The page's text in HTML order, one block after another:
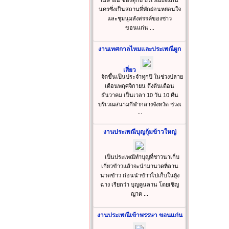
นครซึ่งเป็นสถานที่พักผ่อนหย่อนใจ
และชุมนุมสังสรรค์ของชาว
ขอนแก่น ...
งานเทศกาลไหมและประเพณีผูก
เสี่ยว
จัดขึ้นเป็นประจำทุกปี ในช่วงปลาย
เดือนพฤศจิกายน ถึงต้นเดือน
ธันวาคม เป็นเวลา 10 วัน 10 คืน
บริเวณสนามกีฬากลางจังหวัด ช่วงเ
งานประเพณีบุญกุ้มข้าวใหญ่
เป็นประเพณีทำบุญที่ชาวนาเก็บ
เกี่ยวข้าวแล้วจะนำมานวดที่ลาน
นวดข้าว ก่อนนำข้าวไปเก็บในยุ้ง
ฉาง เรียกว่า บุญคูนลาน โดยเชิญ
ญาต ...
งานประเพณีเข้าพรรษา ขอนแก่น